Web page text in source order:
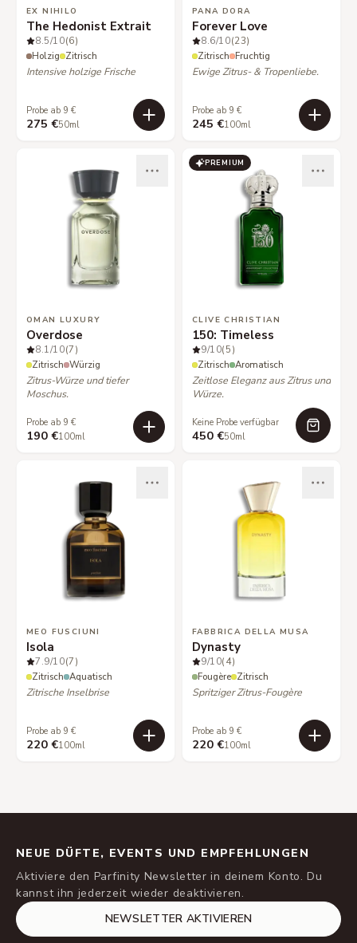
EX NIHILO
The Hedonist Extrait
8.5/10(6)
Holzig Zitrisch
Intensive holzige Frische
Probe ab 9 €
275 €50ml
PANA DORA
Forever Love
8.6/10(23)
Zitrisch Fruchtig
Ewige Zitrus- & Tropenliebe.
Probe ab 9 €
245 €100ml
OMAN LUXURY
Overdose
8.1/10(7)
Zitrisch Würzig
Zitrus-Würze und tiefer
Moschus.
Probe ab 9 €
190 €100ml
PREMIUM
CLIVE CHRISTIAN
150: Timeless
9/10(5)
Zitrisch Aromatisch
Zeitlose Eleganz aus Zitrus und
Würze.
Keine Probe verfügbar
450 €50ml
MEO FUSCIUNI
Isola
7.9/10(7)
Zitrisch Aquatisch
Zitrische Inselbrise
Probe ab 9 €
220 €100ml
FABBRICA DELLA MUSA
Dynasty
9/10(4)
Fougère Zitrisch
Spritziger Zitrus-Fougère
Probe ab 9 €
220 €100ml
NEUE DÜFTE, EVENTS UND EMPFEHLUNGEN
Aktiviere den Parfinity Newsletter in deinem Konto. Du
kannst ihn jederzeit wieder deaktivieren.
NEWSLETTER AKTIVIEREN